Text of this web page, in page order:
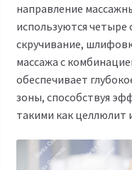
направление
используются четыре
скручивание,
массажа с
обеспечивает
зоны, способствуя
такими как целлюлит